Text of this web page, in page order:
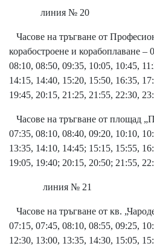
линия № 20
Часове на тръгване от
корабостроене и корабоплаване –
08:10, 08:50, 09:35, 10:05, 10:45,
14:15, 14:40, 15:20, 15:50, 16:35,
19:45, 20:15, 21:25, 21:55, 22:30,
Часове на тръгване от площад
07:35, 08:10, 08:40, 09:20, 10:10,
13:35, 14:10, 14:45; 15:15, 15:55,
19:05, 19:40; 20:15, 20:50; 21:55,
линия № 21
Часове на тръгване от кв.
07:15, 07:45, 08:10, 08:55, 09:25,
12:30, 13:00, 13:35, 14:30, 15:05,